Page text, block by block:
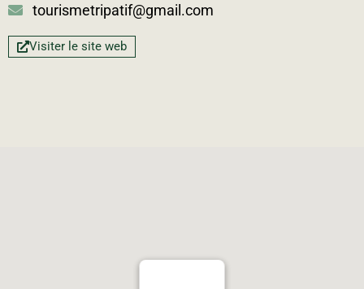
tourismetripatif@gmail.com
Visiter le site web